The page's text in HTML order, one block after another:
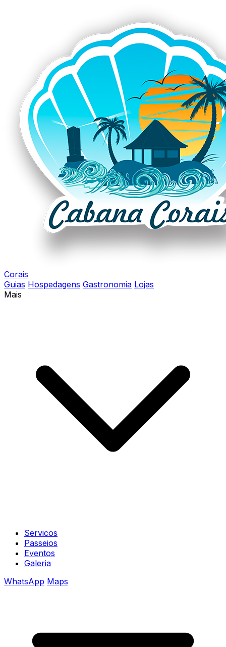
Corais
Guias Hospedagens Gastronomia Lojas
Mais
Servicos
Passeios
Eventos
Galeria
WhatsApp Maps